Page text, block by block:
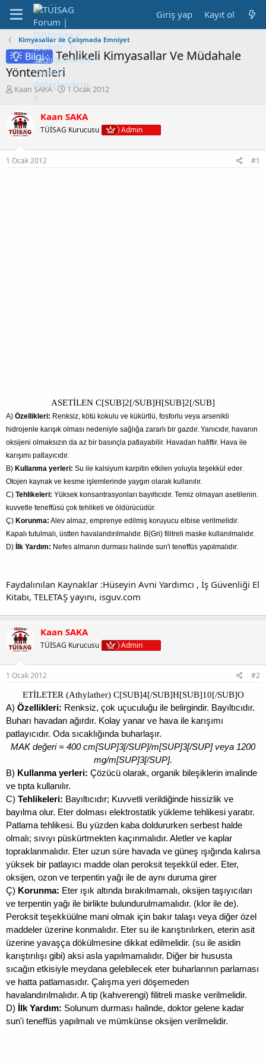
Giriş yap Kayıt ol
Kimyasallar ile Çalışmada Emniyet
Bilgi : Tehlikeli Kimyasallar Ve Müdahale
Yöntemleri
K
n
b
u
u
b
Kaan SAKA
B
l
a
g
1 Ocak 2012
Kaan SAKA
TÜİSAG Kurucusu Admin
1 Ocak 2012 #1
ASETİLEN C[SUB]2[/SUB]H[SUB]2[/SUB]
A) Özellikleri: Renksiz, kötü kokulu ve kükürtlü, fosforlu veya arsenikli
hidrojenle karışık olması nedeniyle sağlığa zararlı bir gazdır. Yanıcıdır, havanın
oksijeni olmaksızın da az bir basınçla patlayabilir. Havadan hafiftir. Hava ile
karışımı patlayıcıdır.
B) Kullanma yerleri: Su ile kalsiyum karpitin etkilen yoluyla teşekkül eder.
Otojen kaynak ve kesme işlemlerinde yaygın olarak kullanılır.
C) Tehlikeleri: Yüksek konsantrasyonları bayıltıcıdır. Temiz olmayan asetilenin.
kuvvetle teneffüsü çok tehlikeli ve öldürücüdür.
Ç) Korunma: Alev almaz, emprenye edilmiş koruyucu elbise verilmelidir.
Kapalı tutulmalı, üstten havalandırılmalıdır. B(Gri) filitreli maske kullanılmalıdır.
D) İlk Yardım: Nefes almanın durması halinde sun'i teneffüs yapılmalıdır.
Faydalınılan Kaynaklar :Hüseyin Avni Yardımcı , İş Güvenliği El
Kitabı, TELETAŞ yayını, isguv.com
Kaan SAKA
TÜİSAG Kurucusu Admin
1 Ocak 2012 #2
ETİLETER (Athylather) C[SUB]4[/SUB]H[SUB]10[/SUB]O
A) Özellikleri: Renksiz, çok uçuculuğu ile belirgindir. Bayıltıcıdır.
Buharı havadan ağırdır. Kolay yanar ve hava ile karışımı
patlayıcıdır. Oda sıcaklığında buharlaşır.
MAK değeri = 400 cm[SUP]3[/SUP]/m[SUP]3[/SUP] veya 1200
mg/m[SUP]3[/SUP].
B) Kullanma yerleri: Çözücü olarak, organik bileşiklerin imalinde
ve tıpta kullanılır.
C) Tehlikeleri: Bayıltıcıdır; Kuvvetli verildiğinde hissizlik ve
bayılma olur. Eter dolması elektrostatik yükleme tehlikesi yaratır.
Patlama tehlikesi. Bu yüzden kaba doldururken serbest halde
olmalı; sıvıyı püskürtmekten kaçınmalıdır. Aletler ve kaplar
topraklanmalıdır. Eter uzun süre havada ve güneş ışığında kalırsa
yüksek bir patlayıcı madde olan peroksit teşekkül eder. Eter,
oksijen, ozon ve terpentin yağı ile de aynı duruma girer
Ç) Korunma: Eter ışık altında bırakılmamalı, oksijen taşıyıcıları
ve terpentin yağı ile birlikte bulundurulmamalıdır. (klor ile de).
Peroksit teşekküülne mani olmak için bakır talaşı veya diğer özel
maddeler üzerine konmalıdır. Eter su ile karıştırılırken, eterin asit
üzerine yavaşça dökülmesine dikkat edilmelidir. (su ile asidin
karıştırılışı gibi) aksi asla yapılmamalıdır. Diğer bir hususta
sıcağın etkisiyle meydana gelebilecek eter buharlarının parlaması
ve hatta patlamasıdır. Çalışma yeri döşemeden
havalandırılmalıdır. A tip (kahverengi) filitreli maske verilmelidir.
D) İlk Yardım: Solunum durması halinde, doktor gelene kadar
sun'i teneffüs yapılmalı ve mümkünse oksijen verilmelidir.